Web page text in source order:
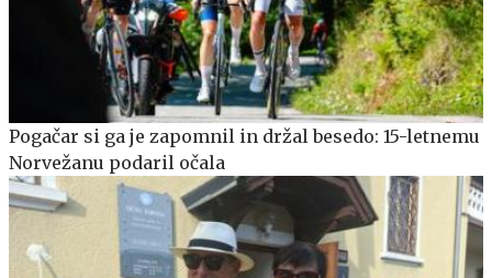
Pogačar si ga je zapomnil in držal besedo: 15-letnemu
Norvežanu podaril očala